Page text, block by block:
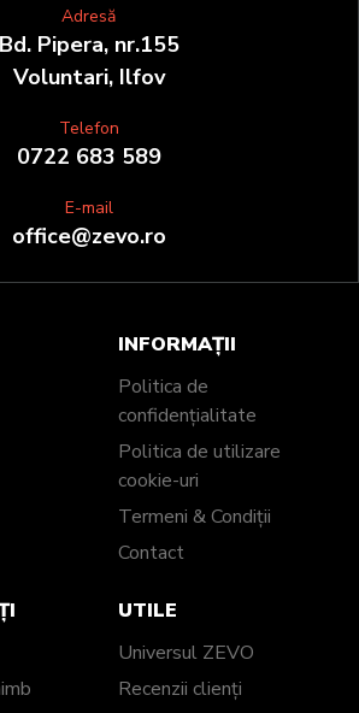
Adresă
Bd. Pipera, nr.155
Voluntari, Ilfov
Telefon
0722 683 589
E-mail
office@zevo.ro
INFORMAȚII
Politica de
confidențialitate
Politica de utilizare
cookie-uri
Termeni & Condiții
Contact
UTILE
Universul ZEVO
Recenzii clienți